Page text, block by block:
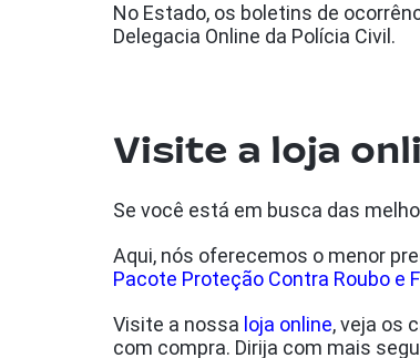
No Estado, os boletins de
Delegacia Online da Polícia Civil.
Visite a loja
Se você está em busca das
Aqui, nós oferecemos o menor
Pacote Proteção Contra Roubo e
Visite a nossa loja online, veja os
com compra. Dirija com mais